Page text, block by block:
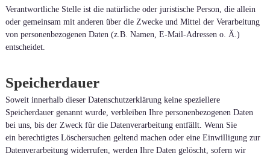
Verantwortliche Stelle ist die natürliche oder juristische Person, die allein
oder gemeinsam mit anderen über die Zwecke und Mittel der Verarbeitung
von personenbezogenen Daten (z.B. Namen, E-Mail-Adressen o. Ä.)
entscheidet.
Speicherdauer
Soweit innerhalb dieser Datenschutzerklärung keine speziellere
Speicherdauer genannt wurde, verbleiben Ihre personenbezogenen Daten
bei uns, bis der Zweck für die Datenverarbeitung entfällt. Wenn Sie
ein berechtigtes Löschersuchen geltend machen oder eine Einwilligung zur
Datenverarbeitung widerrufen, werden Ihre Daten gelöscht, sofern wir